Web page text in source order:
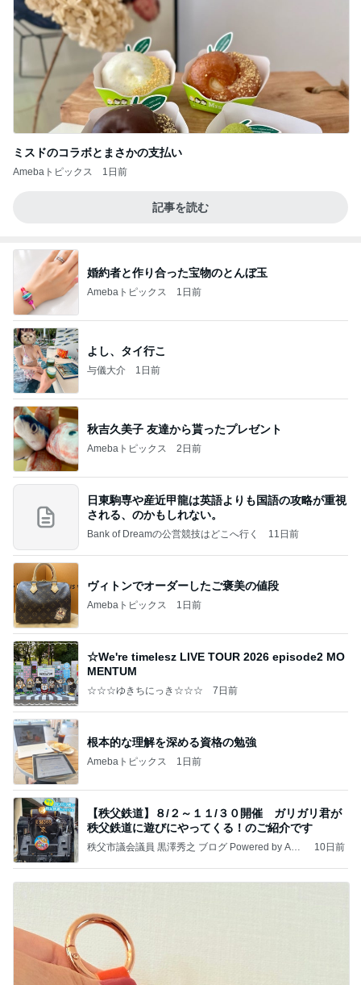
ミスドのコラボとまさかの支払い
Amebaトピックス 1日前
記事を読む
婚約者と作り合った宝物のとんぼ玉
Amebaトピックス 1日前
よし、タイ行こ
与儀大介 1日前
秋吉久美子 友達から貰ったプレゼント
Amebaトピックス 2日前
日東駒専や産近甲龍は英語よりも国語の攻略が重視
される、のかもしれない。
Bank of Dreamの公営競技はどこへ行く 11日前
ヴィトンでオーダーしたご褒美の値段
Amebaトピックス 1日前
☆We're timelesz LIVE TOUR 2026 episode2 MO
MENTUM
☆☆☆ゆきちにっき☆☆☆ 7日前
根本的な理解を深める資格の勉強
Amebaトピックス 1日前
【秩父鉄道】８/２～１１/３０開催 ガリガリ君が
秩父鉄道に遊びにやってくる！のご紹介です
秩父市議会議員 黒澤秀之 ブログ Powered by Ame
10日前